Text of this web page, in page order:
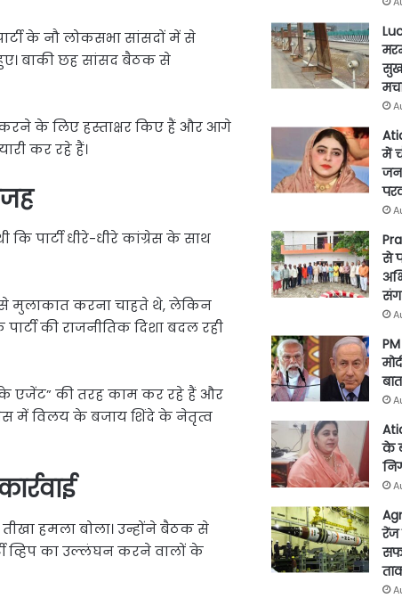
के नौ लोकसभा सांसदों में से
बाकी छह सांसद बैठक से
के लिए हस्ताक्षर किए हैं और आगे
कर रहे हैं।
पार्टी धीरे-धीरे कांग्रेस के साथ
मुलाकात करना चाहते थे, लेकिन
की राजनीतिक दिशा बदल रही
के एजेंट” की तरह काम कर रहे हैं और
में विलय के बजाय शिंदे के नेतृत्व
हमला बोला। उन्होंने बैठक से
व्हिप का उल्लंघन करने वालों के
में
से
संग
के
रेंज